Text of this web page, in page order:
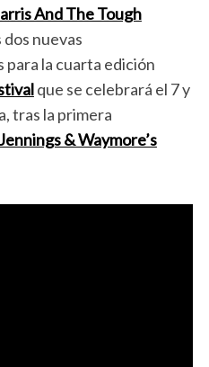
And The Tough
dos nuevas
la cuarta edición
que se celebrará el 7 y
tras la primera
& Waymore’s